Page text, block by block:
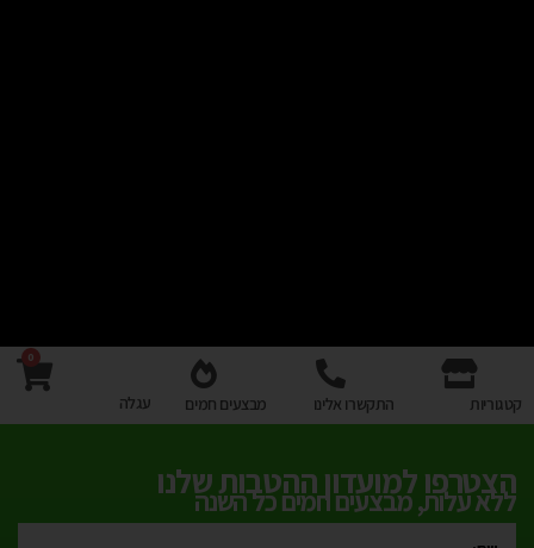
קטגוריות התקשרו אלינו מבצעים חמים
0
עגלה
הצטרפו למועדון ההטבות שלנו
ללא עלות, מבצעים חמים כל השנה